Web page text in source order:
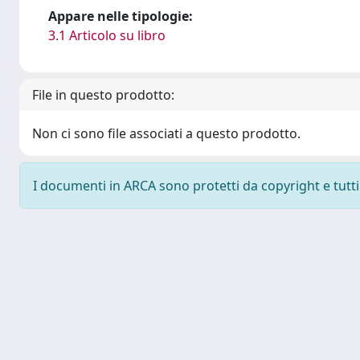
Appare nelle tipologie:
3.1 Articolo su libro
File in questo prodotto:
Non ci sono file associati a questo prodotto.
I documenti in ARCA sono protetti da copyright e